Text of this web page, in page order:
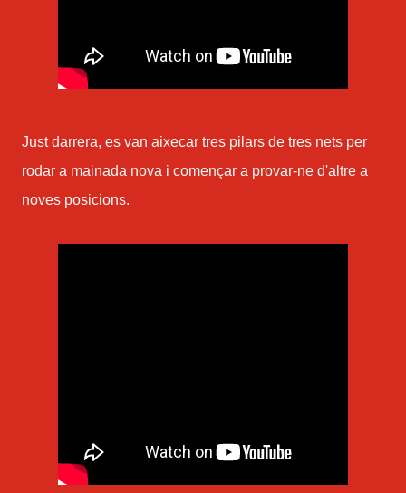
Just darrera, es van aixecar tres pilars de tres nets per
rodar a mainada nova i començar a provar-ne d'altre a
noves posicions.